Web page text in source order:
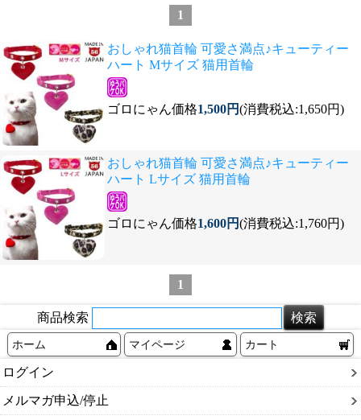
1
おしゃれ猫首輪 可愛さ満点♪キューティー
ハート Mサイズ 猫用首輪
ゴロにゃん価格1,500円(消費税込:1,650円)
おしゃれ猫首輪 可愛さ満点♪キューティー
ハート Lサイズ 猫用首輪
ゴロにゃん価格1,600円(消費税込:1,760円)
1
商品検索
ホーム マイページ カート
ログイン
メルマガ申込/停止